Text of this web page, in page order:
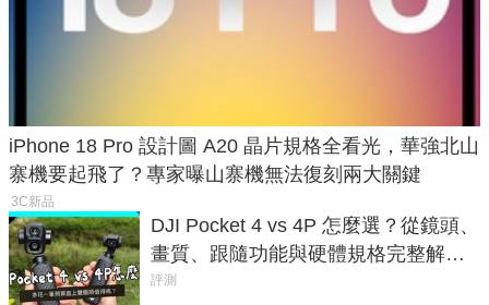
iPhone 18 Pro 設計圖 A20 晶片規格全看光，華強北山
寨機要起飛了？專家曝山寨機無法復刻兩大關鍵
3C新品
DJI Pocket 4 vs 4P 怎麼選？從鏡頭、
畫質、跟隨功能與硬體規格完整解
析，一次看懂兩台差異
評測